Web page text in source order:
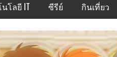
โลยี IT ซีรีย์ กินเที่ยว